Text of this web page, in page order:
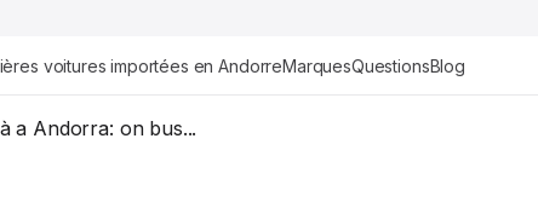
voitures importées en AndorreMarquesQuestionsBlog
a Andorra: on bus...